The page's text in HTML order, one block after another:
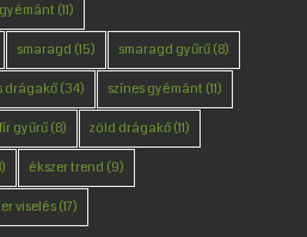
(11)
smaragd (15) smaragd gyűrű(8)
drágakő(34) színes gyémánt (11)
gyűrű(8) zöld drágakő(11)
ékszer trend (9)
viselés(17)